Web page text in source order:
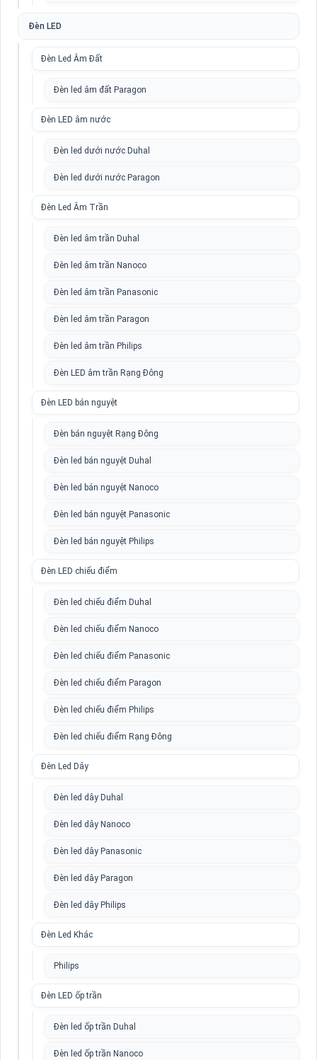
Đèn LED
Đèn Led Âm Đất
Đèn led âm đất Paragon
Đèn LED âm nước
Đèn led dưới nước Duhal
Đèn led dưới nước Paragon
Đèn Led Âm Trần
Đèn led âm trần Duhal
Đèn led âm trần Nanoco
Đèn led âm trần Panasonic
Đèn led âm trần Paragon
Đèn led âm trần Philips
Đèn LED âm trần Rạng Đông
Đèn LED bán nguyệt
Đèn bán nguyệt Rạng Đông
Đèn led bán nguyệt Duhal
Đèn led bán nguyệt Nanoco
Đèn led bán nguyệt Panasonic
Đèn led bán nguyệt Philips
Đèn LED chiếu điểm
Đèn led chiếu điểm Duhal
Đèn led chiếu điểm Nanoco
Đèn led chiếu điểm Panasonic
Đèn led chiếu điểm Paragon
Đèn led chiếu điểm Philips
Đèn led chiếu điểm Rạng Đông
Đèn Led Dây
Đèn led dây Duhal
Đèn led dây Nanoco
Đèn led dây Panasonic
Đèn led dây Paragon
Đèn led dây Philips
Đèn Led Khác
Philips
Đèn LED ốp trần
Đèn led ốp trần Duhal
Đèn led ốp trần Nanoco